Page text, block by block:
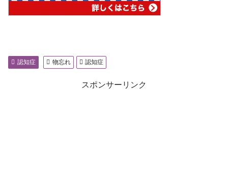
認知症 物忘れ 認知症
スポンサーリンク